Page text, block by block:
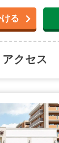
る
アクセス